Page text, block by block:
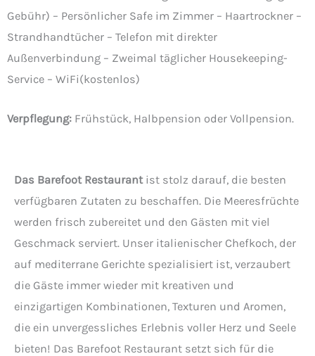
Gebühr) – Persönlicher Safe im Zimmer – Haartrockner –
Strandhandtücher – Telefon mit direkter
Außenverbindung – Zweimal täglicher Housekeeping-
Service – WiFi(kostenlos)
Verpflegung: Frühstück, Halbpension oder Vollpension.
Das Barefoot Restaurantist stolz darauf, die besten
verfügbaren Zutaten zu beschaffen. Die Meeresfrüchte
werden frisch zubereitet und den Gästen mit viel
Geschmack serviert. Unser italienischer Chefkoch, der
auf mediterrane Gerichte spezialisiert ist, verzaubert
die Gäste immer wieder mit kreativen und
einzigartigen Kombinationen, Texturen und Aromen,
die ein unvergessliches Erlebnis voller Herz und Seele
bieten! Das Barefoot Restaurant setzt sich für die